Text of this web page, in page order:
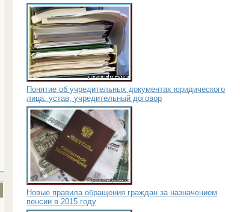
Понятие об учредительных документах юридического
лица: устав, учредительный договор
Новые правила обращения граждан за назначением
пенсии в 2015 году